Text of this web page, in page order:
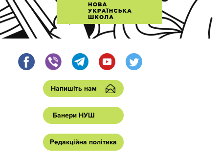
Напишіть нам
Банери НУШ
Редакційна політика